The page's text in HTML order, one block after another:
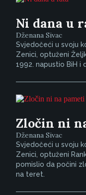
Ni dana u
Dženana Sivac
Svjedočeći u svoju
Zenici, optuženi
1992. napustio BiH i
Zločin ni
Dženana Sivac
Svjedočeći u svoju
Zenici, optuženi
pomislio da počini
na teret.